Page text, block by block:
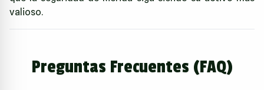
valioso.
Preguntas Frecuentes (FAQ)